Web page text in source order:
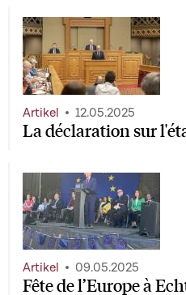
La déclaration sur
Artikel 12.05.2025
Fête de l’Europe à
Artikel 09.05.2025